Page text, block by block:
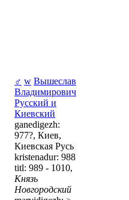
♂ w Вышеслав
Владимирович
Русский и
Киевский
ganedigezh:
977?, Киев,
Киевская Русь
kristenadur: 988
titl: 989 - 1010,
Князь
Новгородский